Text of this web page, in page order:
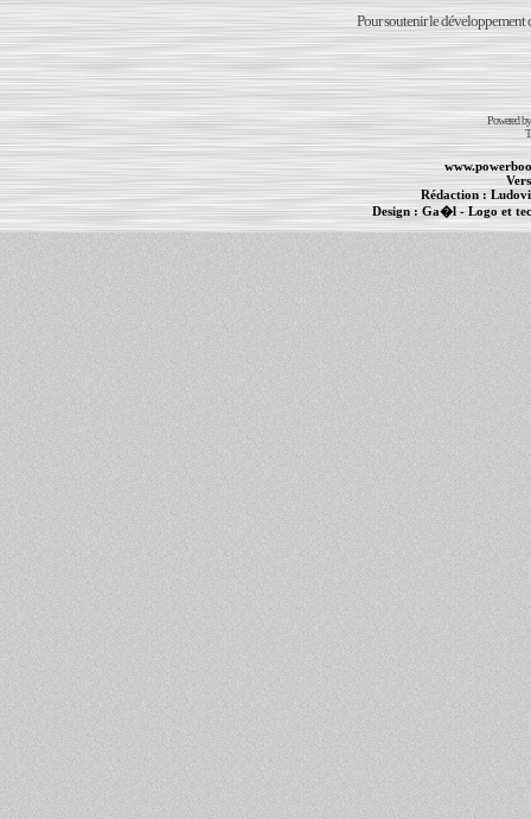
Pour soutenir le développement
Powered
Rédaction :
Design :Ga�l- Logo et
PowerBook